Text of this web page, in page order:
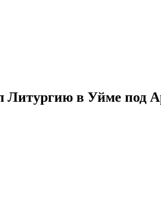
Литургию в Уйме под